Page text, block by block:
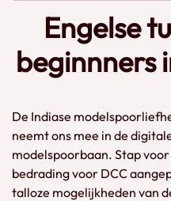
Engelse
beginnners
De Indiase
neemt ons mee in de
modelspoorbaan. Stap
bedrading voor DCC
talloze mogelijkheden van